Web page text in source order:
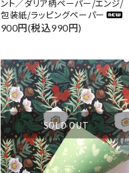
ント／ダリア柄ペーパー/エンジ/
包装紙/ラッピングペーパー
900円(税込990円)
SOLD OUT
favorite
検索する